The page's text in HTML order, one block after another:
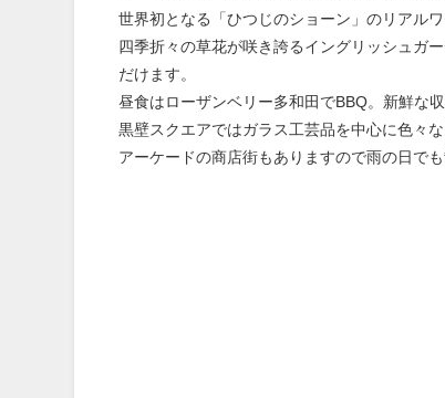
世界初となる「ひつじのショーン」のリアル
四季折々の草花が咲き誇るイングリッシュガ
だけます。
昼食はローザンベリー多和田でBBQ。新鮮な
黒壁スクエアではガラス工芸品を中心に色々
アーケードの商店街もありますので雨の日でも